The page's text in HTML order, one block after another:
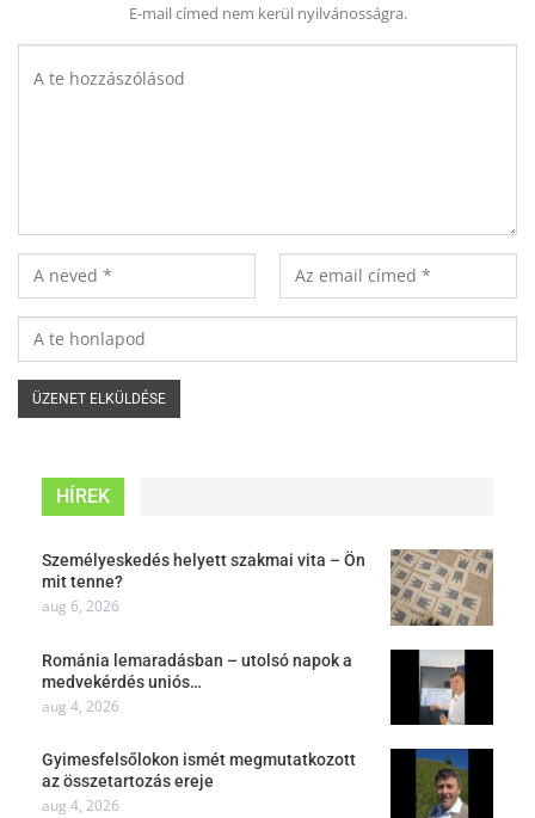
E-mail címed nem kerül nyilvánosságra.
HÍREK
Személyeskedés helyett szakmai vita – Ön
mit tenne?
aug 6, 2026
Románia lemaradásban – utolsó napok a
medvekérdés uniós…
aug 4, 2026
Gyimesfelsőlokon ismét megmutatkozott
az összetartozás ereje
aug 4, 2026